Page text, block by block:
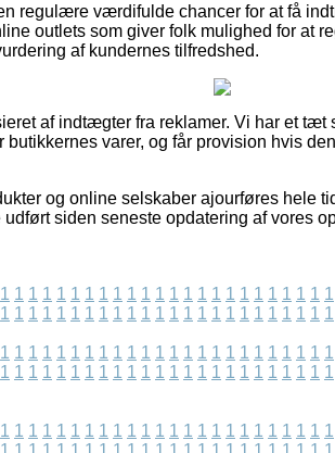
regulære værdifulde chancer for at få
outlets som giver folk mulighed for at
af kundernes tilfredshed.
af indtægter fra reklamer. Vi har et tæt
varer, og får provision hvis
og online selskaber ajourføres hele
siden seneste opdatering af vores
1 1 1 1 1 1 1 1 1 1 1 1 1 1 1 1 1 1 1 1 1 1 1 1
1 1 1 1 1 1 1 1 1 1 1 1 1 1 1 1 1 1 1 1 1 1 1 1
1 1 1 1 1 1 1 1 1 1 1 1 1 1 1 1 1 1 1 1 1 1 1 1
1 1 1 1 1 1 1 1 1 1 1 1 1 1 1 1 1 1 1 1 1 1 1 1
1 1 1 1 1 1 1 1 1 1 1 1 1 1 1 1 1 1 1 1 1 1 1 1